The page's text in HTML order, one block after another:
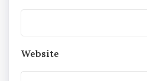
Website